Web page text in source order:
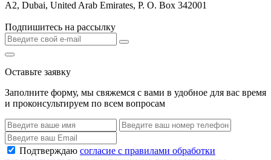
A2, Dubai, United Arab Emirates, P. O. Box 342001
Подпишитесь на рассылку
Оставьте заявку
Заполните форму, мы свяжемся с вами в удобное для вас время
и проконсультируем по всем вопросам
Подтверждаю согласие с правилами обработки